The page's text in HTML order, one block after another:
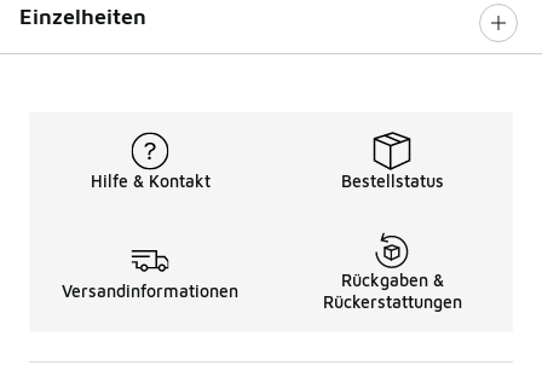
Einzelheiten
Hilfe & Kontakt Bestellstatus
Versandinformationen
Rückgaben &
Rückerstattungen